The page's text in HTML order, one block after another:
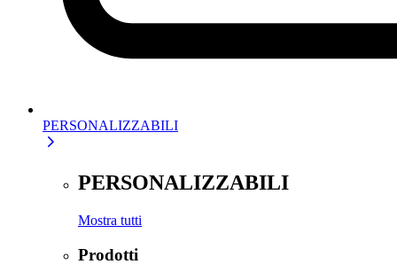
PERSONALIZZABILI
PERSONALIZZABILI
Mostra tutti
Prodotti